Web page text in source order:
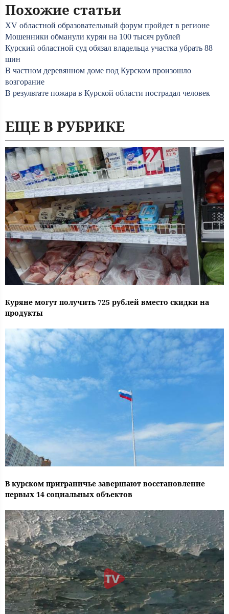
Похожие статьи
XV областной образовательный форум пройдет в регионе
Мошенники обманули курян на 100 тысяч рублей
Курский областной суд обязал владельца участка убрать 88
шин
В частном деревянном доме под Курском произошло
возгорание
В результате пожара в Курской области пострадал человек
ЕЩЕ В РУБРИКЕ
Куряне могут получить 725 рублей вместо скидки на
продукты
В курском приграничье завершают восстановление
первых 14 социальных объектов